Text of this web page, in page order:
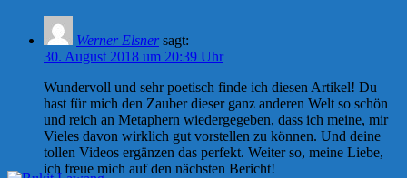
Werner Elsner sagt:
30. August 2018 um 20:39 Uhr
Wundervoll und sehr poetisch finde ich diesen Artikel! Du
hast für mich den Zauber dieser ganz anderen Welt so schön
und reich an Metaphern wiedergegeben, dass ich meine, mir
Vieles davon wirklich gut vorstellen zu können. Und deine
tollen Videos ergänzen das perfekt. Weiter so, meine Liebe,
ich freue mich auf den nächsten Bericht!